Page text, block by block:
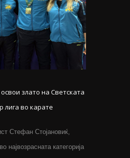
злато на Светската
лига во карате
Стефан Стојановиќ,
највозрасната категорија